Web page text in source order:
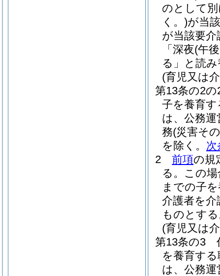
のとして
く。)が当
が当該要
「深夜(午
る」と読
(育児又は
第13条の2の
子を養育
は、公務
務(災害そ
を除く。 次
2
前項の規
る。 この
までの子
介護者を
ものとす
(育児又は
第13条の3
を養育す
は、公務